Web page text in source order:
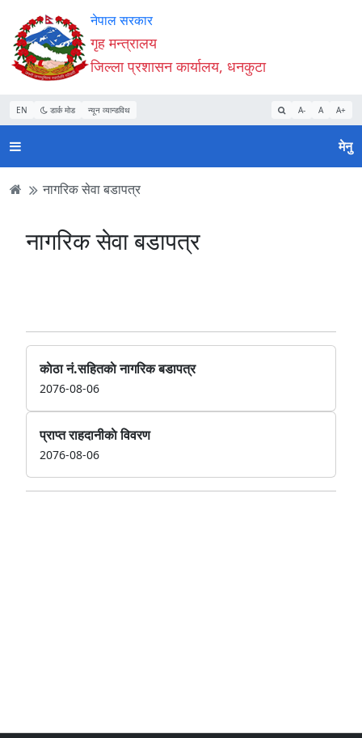
Accessibility
Mode
सुरु
गर्नुहोस्
सामाग्री
पढ्नुहाेस्
नेभिगेसन
पढ्नुहाेस्
वेबसाइट
खोजमा
जानुहोस्
नेपाल सरकार
गृह मन्त्रालय
जिल्ला प्रशासन कार्यालय, धनकुटा
EN डार्क मोड न्यून व्यान्डविथ A- A A+
मेनु
नागरिक सेवा बडापत्र
नागरिक सेवा बडापत्र
काेठा नं.सहितकाे नागरिक बडापत्र
2076-08-06
प्राप्त राहदानीकाे विवरण
2076-08-06